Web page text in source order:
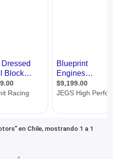
en Chile, mostrando 1 a 1